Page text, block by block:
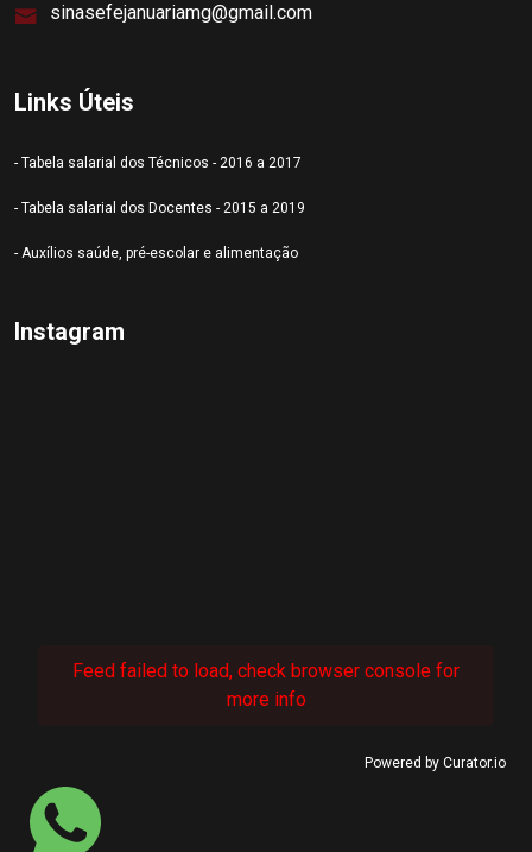
sinasefejanuariamg@gmail.com
Links Úteis
- Tabela salarial dos Técnicos - 2016 a 2017
- Tabela salarial dos Docentes - 2015 a 2019
- Auxílios saúde, pré-escolar e alimentação
Instagram
Feed failed to load, check browser console for
more info
Powered by Curator.io